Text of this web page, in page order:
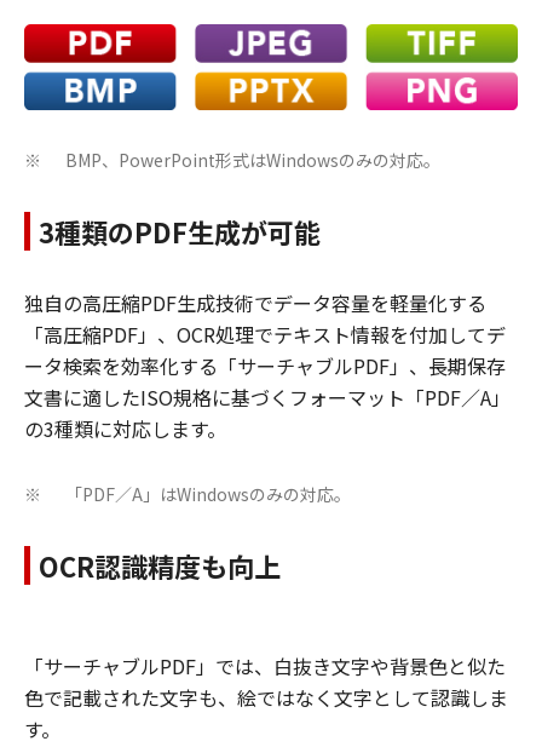
※ BMP、PowerPoint形式はWindowsのみの対応。
3種類のPDF生成が可能
独自の高圧縮PDF生成技術でデータ容量を軽量化する
「高圧縮PDF」、OCR処理でテキスト情報を付加してデ
ータ検索を効率化する「サーチャブルPDF」、長期保存
文書に適したISO規格に基づくフォーマット「PDF／A」
の3種類に対応します。
※ 「PDF／A」はWindowsのみの対応。
OCR認識精度も向上
「サーチャブルPDF」では、白抜き文字や背景色と似た
色で記載された文字も、絵ではなく文字として認識しま
す。